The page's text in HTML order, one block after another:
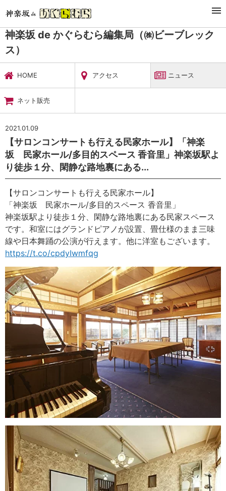
暮らし・娯楽
神楽坂 de かぐらむら編集局（㈱ビーブレックス）
ニュース
神楽坂 de かぐらむら編集局（㈱ビーブレック
ス）
HOME アクセス ニュース
ネット販売
2021.01.09
【サロンコンサートも行える民家ホール】「神楽
坂 民家ホール/多目的スペース 香音里」神楽坂駅よ
り徒歩１分、閑静な路地裏にある...
【サロンコンサートも行える民家ホール】
「神楽坂 民家ホール/多目的スペース 香音里」
神楽坂駅より徒歩１分、閑静な路地裏にある民家スペース
です。和室にはグランドピアノが設置、畳仕様のまま三味
線や日本舞踊の公演が行えます。他に洋室もございます。
https://t.co/cpdyIwmfqg